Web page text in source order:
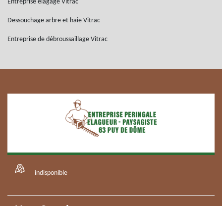
Entreprise élagage Vitrac
Dessouchage arbre et haie Vitrac
Entreprise de débroussaillage Vitrac
indisponible